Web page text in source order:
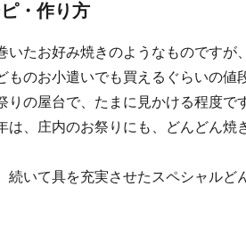
・作り方
たお好み焼きのようなものですが
のお小遣いでも買えるぐらいの値
の屋台で、たまに見かける程度で
、庄内のお祭りにも、どんどん焼
いて具を充実させたスペシャルど